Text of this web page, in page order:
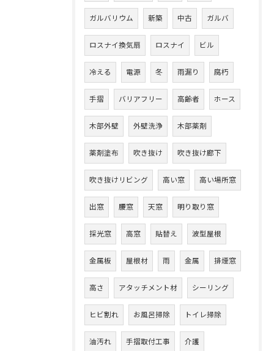
ガルバリウム 新築 中古 ガルバ
ロスナイ換気扇 ロスナイ ビル
冷える 電源 冬 雨漏り 腐朽
手摺 バリアフリー 高齢者 ホース
木部外壁 外壁洗浄 木部薬剤
薬剤塗布 吹き抜け 吹き抜け廊下
吹き抜けリビング 高い窓 高い場所窓
出窓 腰窓 天窓 明り取り窓
採光窓 高窓 貼替え 波型屋根
金属板 屋根材 雨 金属 排煙窓
高さ アタッチメント材 シーリング
ヒビ割れ お風呂掃除 トイレ掃除
油汚れ 手摺取付工事 介護